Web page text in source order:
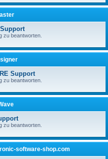
Support
zu beantworten.
Support
zu beantworten.
zu beantworten.
software-shop.com